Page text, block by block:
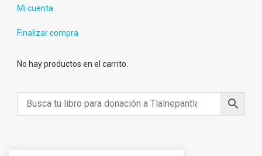
Mi cuenta
Finalizar compra
No hay productos en el carrito.